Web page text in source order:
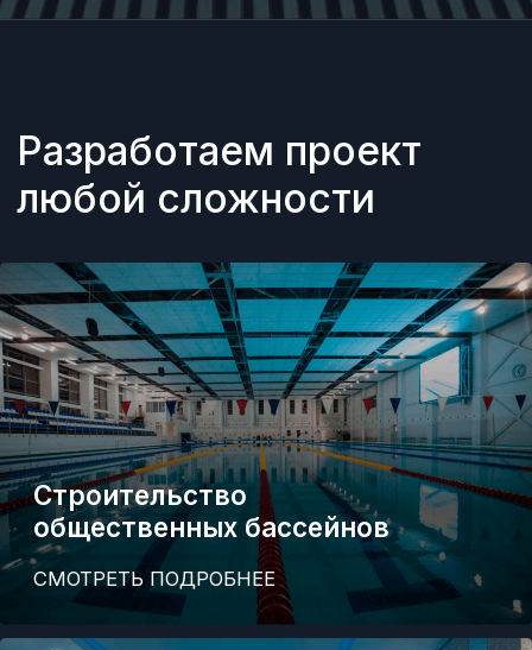
Строительство спа-
комплексов и термальных зон
Работаем по всей
России без
выходных
Ежедневно с 9:00 до 18:00
+7 922 664 71 13
Напишите нам
в WhatsApp!
Почта
info@aquagr.ru
Проектирование